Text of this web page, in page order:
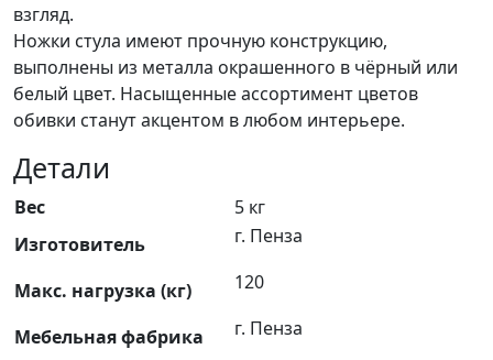
взгляд.
Ножки стула имеют прочную конструкцию,
выполнены из металла окрашенного в чёрный или
белый цвет. Насыщенные ассортимент цветов
обивки станут акцентом в любом интерьере.
Детали
Вес
5 кг
Изготовитель
г. Пенза
Макс. нагрузка (кг) 120
Мебельная фабрика г. Пенза